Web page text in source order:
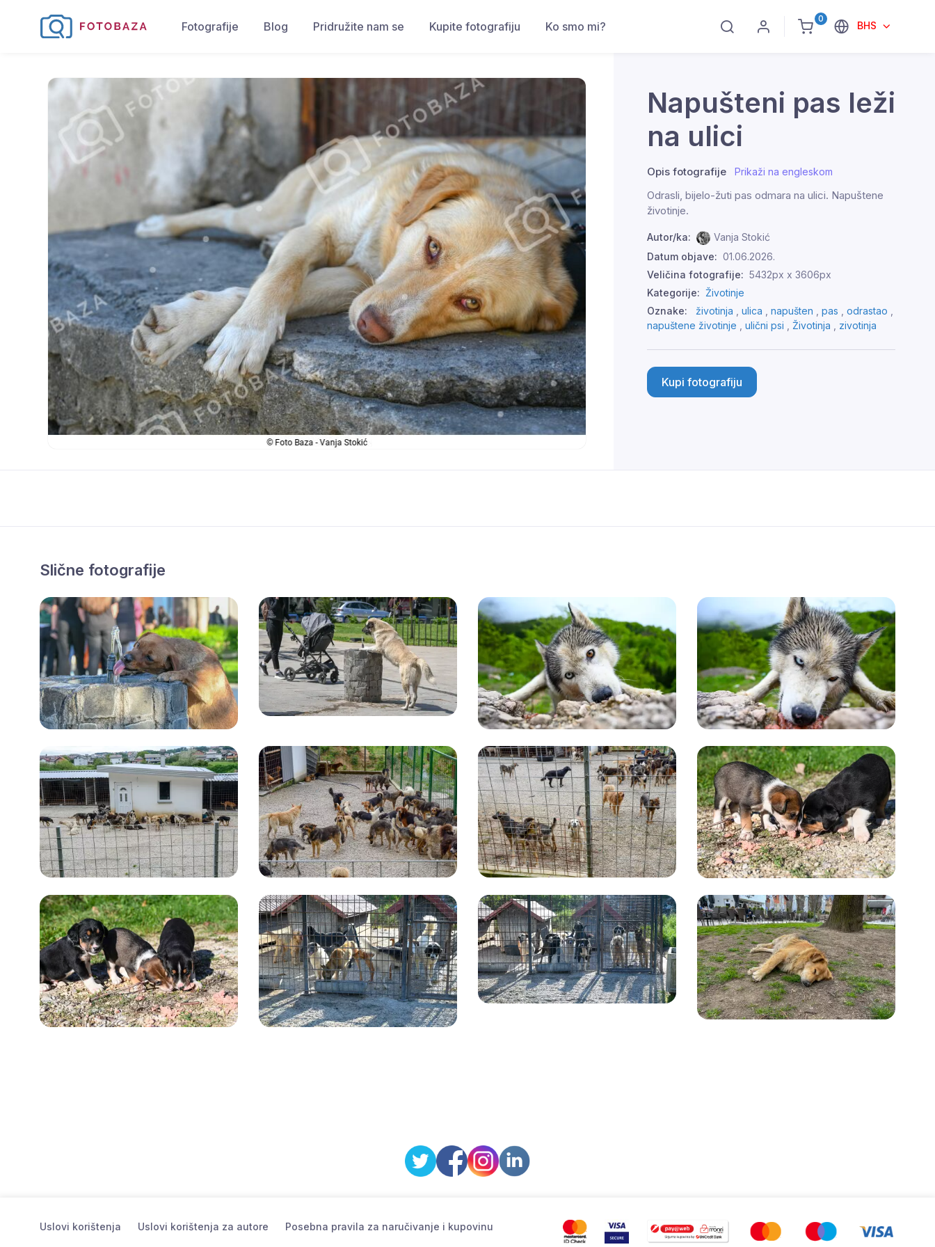
0
BHS
Fotografije Blog Pridružite nam se Kupite fotografiju Ko smo mi?
Napušteni pas leži
na ulici
Opis fotografije Prikaži na engleskom
Odrasli, bijelo-žuti pas odmara na ulici. Napuštene
životinje.
Autor/ka:
Vanja Stokić
Datum objave: 01.06.2026.
Veličina fotografije: 5432px x 3606px
Kategorije: Životinje
Oznake:
životinja , ulica , napušten , pas , odrastao ,
napuštene životinje , ulični psi , Životinja , zivotinja
Kupi fotografiju
Slične fotografije
Uslovi korištenja Uslovi korištenja za autore Posebna pravila za naručivanje i kupovinu